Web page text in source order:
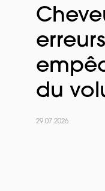
du
29.07.2026